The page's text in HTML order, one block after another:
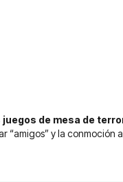
de mesa de
y la